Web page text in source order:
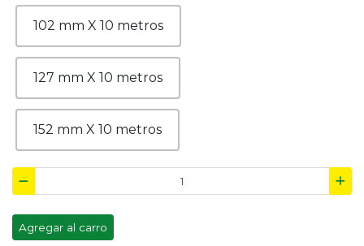
102 mm X 10 metros
127 mm X 10 metros
152 mm X 10 metros
Agregar al carro